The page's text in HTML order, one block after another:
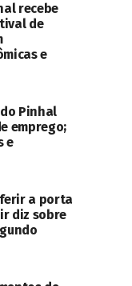
recebe
de
e
Pinhal
emprego;
e
a porta
diz sobre